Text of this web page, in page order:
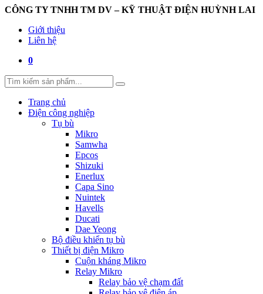
CÔNG TY TNHH TM DV – KỸ THUẬT ĐIỆN HUỲNH LAI
Giới thiệu
Liên hệ
0
Trang chủ
Điện công nghiệp
Tụ bù
Mikro
Samwha
Epcos
Shizuki
Enerlux
Capa Sino
Nuintek
Havells
Ducati
Dae Yeong
Bộ điều khiển tụ bù
Thiết bị điện Mikro
Cuộn kháng Mikro
Relay Mikro
Relay bảo vệ chạm đất